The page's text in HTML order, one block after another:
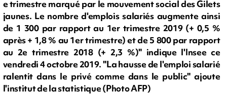
e trimestre marqué par le mouvement social des Gilets
jaunes. Le nombre d'emplois salariés augmente ainsi
de 1 300 par rapport au 1er trimestre 2019 (+ 0,5 %
après + 1,8 % au 1er trimestre) et de 5 800 par rapport
au 2e trimestre 2018 (+ 2,3 %)" indique l'Insee ce
vendredi 4 octobre 2019. "La hausse de l'emploi salarié
ralentit dans le privé comme dans le public" ajoute
l'institut de la statistique (Photo AFP)